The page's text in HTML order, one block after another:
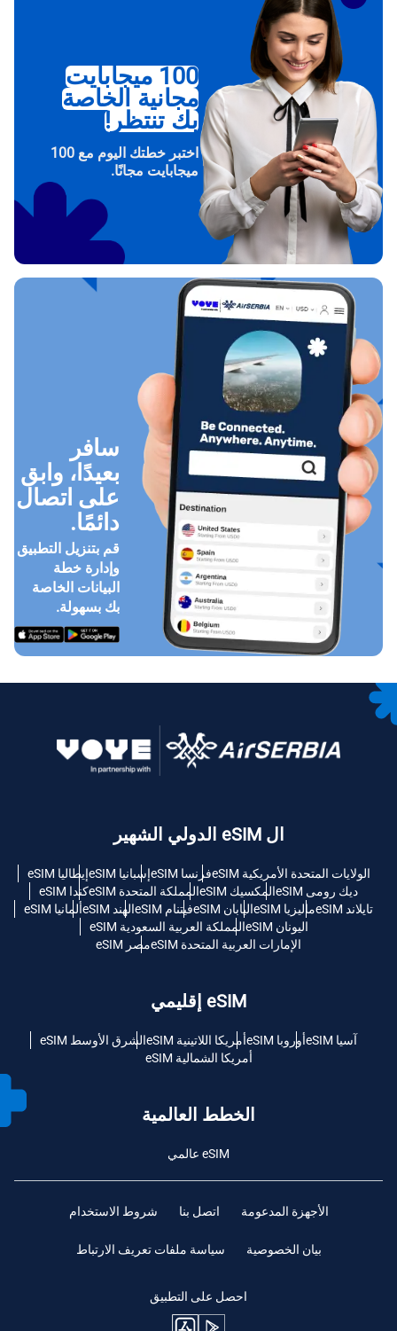
100 ميجابايت
مجانية الخاصة
بك تنتظر!
اختبر خطتك اليوم مع 100
ميجابايت مجانًا.
سافر
بعيدًا، وابق
على اتصال
دائمًا.
قم بتنزيل التطبيق
وإدارة خطة
البيانات الخاصة
بك بسهولة.
ال eSIM الدولي الشهير
الولايات المتحدة الأمريكية eSIM فرنسا eSIM إسبانيا eSIM
إيطاليا eSIM
ديك رومى eSIM
المكسيك eSIM المملكة المتحدة eSIM
كندا eSIM
تايلاند eSIM
ماليزيا eSIM اليابان eSIM فيتنام eSIM الهند eSIM
ألمانيا eSIM
اليونان eSIM
المملكة العربية السعودية eSIM
الإمارات العربية المتحدة eSIM
مصر eSIM
eSIM إقليمي
آسيا eSIM أوروبا eSIM أمريكا اللاتينية eSIM
الشرق الأوسط eSIM
أمريكا الشمالية eSIM
الخطط العالمية
eSIM عالمي
الأجهزة المدعومة اتصل بنا شروط الاستخدام
بيان الخصوصية سياسة ملفات تعريف الارتباط
احصل على التطبيق